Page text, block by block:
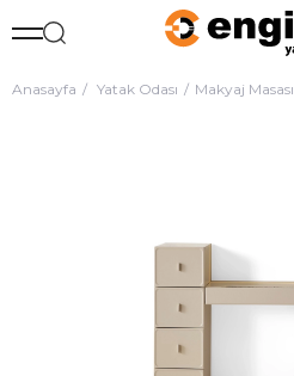
Anasayfa Yatak Odası Makyaj Masası